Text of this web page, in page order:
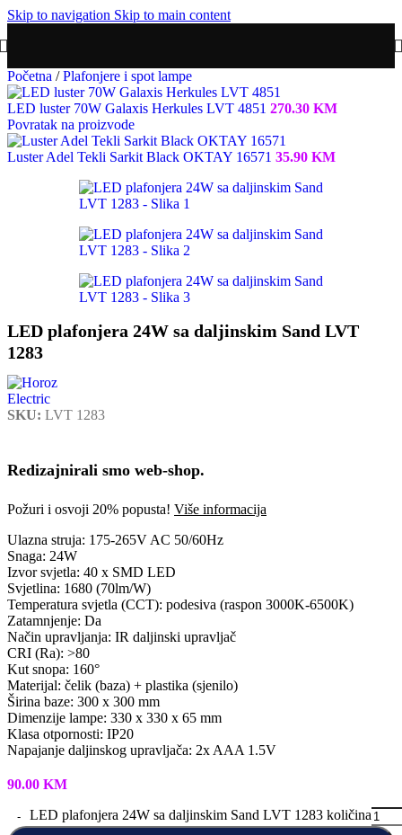
Skip to navigation Skip to main content
Početna / Plafonjere i spot lampe
LED luster 70W Galaxis Herkules LVT 4851 270.30 KM
Povratak na proizvode
Luster Adel Tekli Sarkit Black OKTAY 16571 35.90 KM
LED plafonjera 24W sa daljinskim Sand LVT
1283
SKU: LVT 1283
Redizajnirali smo web-shop.
Požuri i osvoji 20% popusta! Više informacija
Ulazna struja: 175-265V AC 50/60Hz
Snaga: 24W
Izvor svjetla: 40 x SMD LED
Svjetlina: 1680 (70lm/W)
Temperatura svjetla (CCT): podesiva (raspon 3000K-6500K)
Zatamnjenje: Da
Način upravljanja: IR daljinski upravljač
CRI (Ra): >80
Kut snopa: 160°
Materijal: čelik (baza) + plastika (sjenilo)
Širina baze: 300 x 300 mm
Dimenzije lampe: 330 x 330 x 65 mm
Klasa otpornosti: IP20
Napajanje daljinskog upravljača: 2x AAA 1.5V
90.00 KM
LED plafonjera 24W sa daljinskim Sand LVT 1283 količina